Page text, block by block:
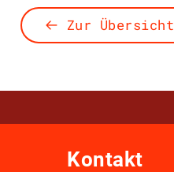
Zur Übersicht
Kontakt